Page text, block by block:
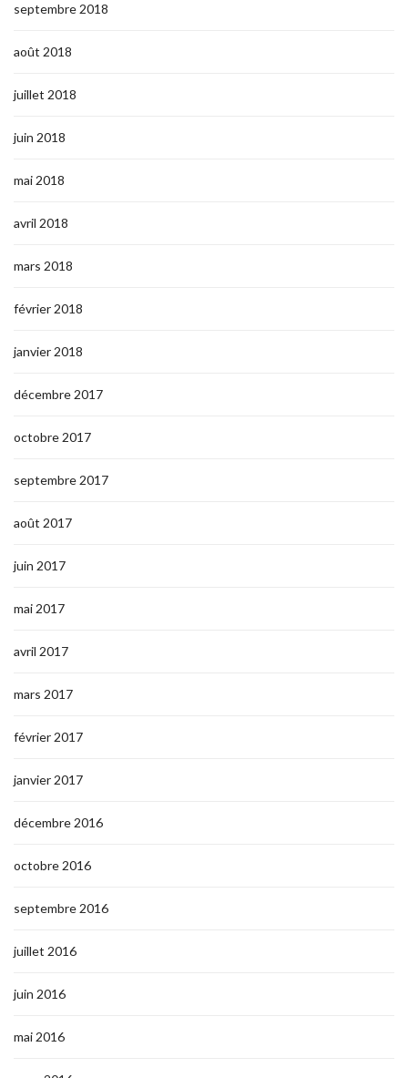
septembre 2018
août 2018
juillet 2018
juin 2018
mai 2018
avril 2018
mars 2018
février 2018
janvier 2018
décembre 2017
octobre 2017
septembre 2017
août 2017
juin 2017
mai 2017
avril 2017
mars 2017
février 2017
janvier 2017
décembre 2016
octobre 2016
septembre 2016
juillet 2016
juin 2016
mai 2016